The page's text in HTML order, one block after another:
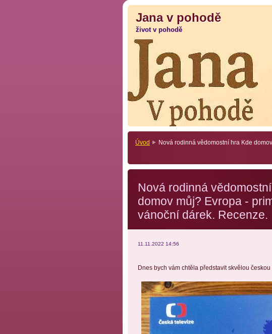
Jana v pohodě
Jana v pohodě
život v pohodě
život v pohodě
Úvod Nová rodinná vědomostní hra Kde
Nová rodinná
domov můj? Evropa -
vánoční dárek. Recenze.
11.11.2022 14:56
Dnes bych vám chtěla představit skvělou